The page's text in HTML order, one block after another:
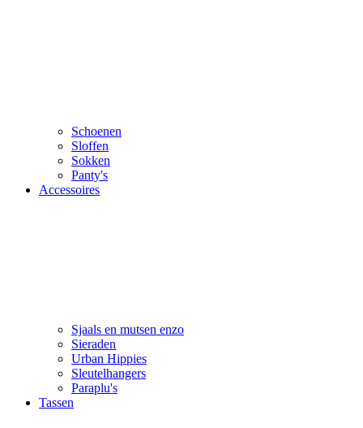
Schoenen
Sloffen
Sokken
Panty's
Accessoires
Sjaals en mutsen enzo
Sieraden
Urban Hippies
Sleutelhangers
Paraplu's
Tassen